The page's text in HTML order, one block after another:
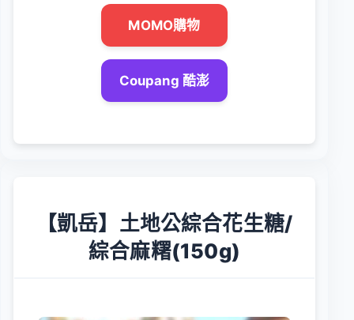
MOMO購物
Coupang 酷澎
【凱岳】土地公綜合花生糖/
綜合麻糬(150g)